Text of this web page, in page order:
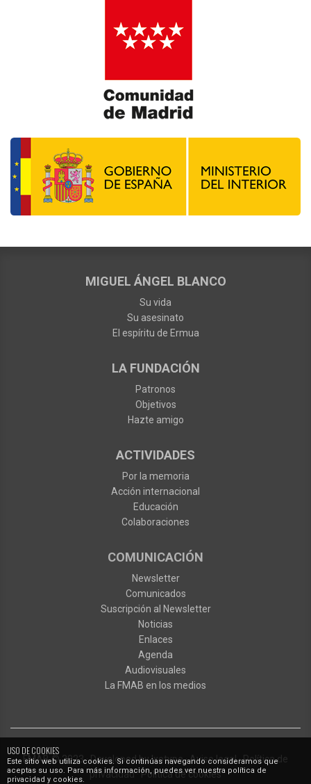
USO DE COOKIES
Este sitio web utiliza cookies. Si continúas navegando consideramos que
aceptas su uso. Para más información, puedes ver nuestra política de
privacidad y cookies.
MIGUEL ÁNGEL BLANCO
Su vida
Su asesinato
El espíritu de Ermua
LA FUNDACIÓN
Patronos
Objetivos
Hazte amigo
ACTIVIDADES
Por la memoria
Acción internacional
Educación
Colaboraciones
COMUNICACIÓN
Newsletter
Comunicados
Suscripción al Newsletter
Noticias
Enlaces
Agenda
Audiovisuales
La FMAB en los medios
FMAB© 2023·Developed byIxotype·Aviso legal·Política de
privacidad·Política de cookies